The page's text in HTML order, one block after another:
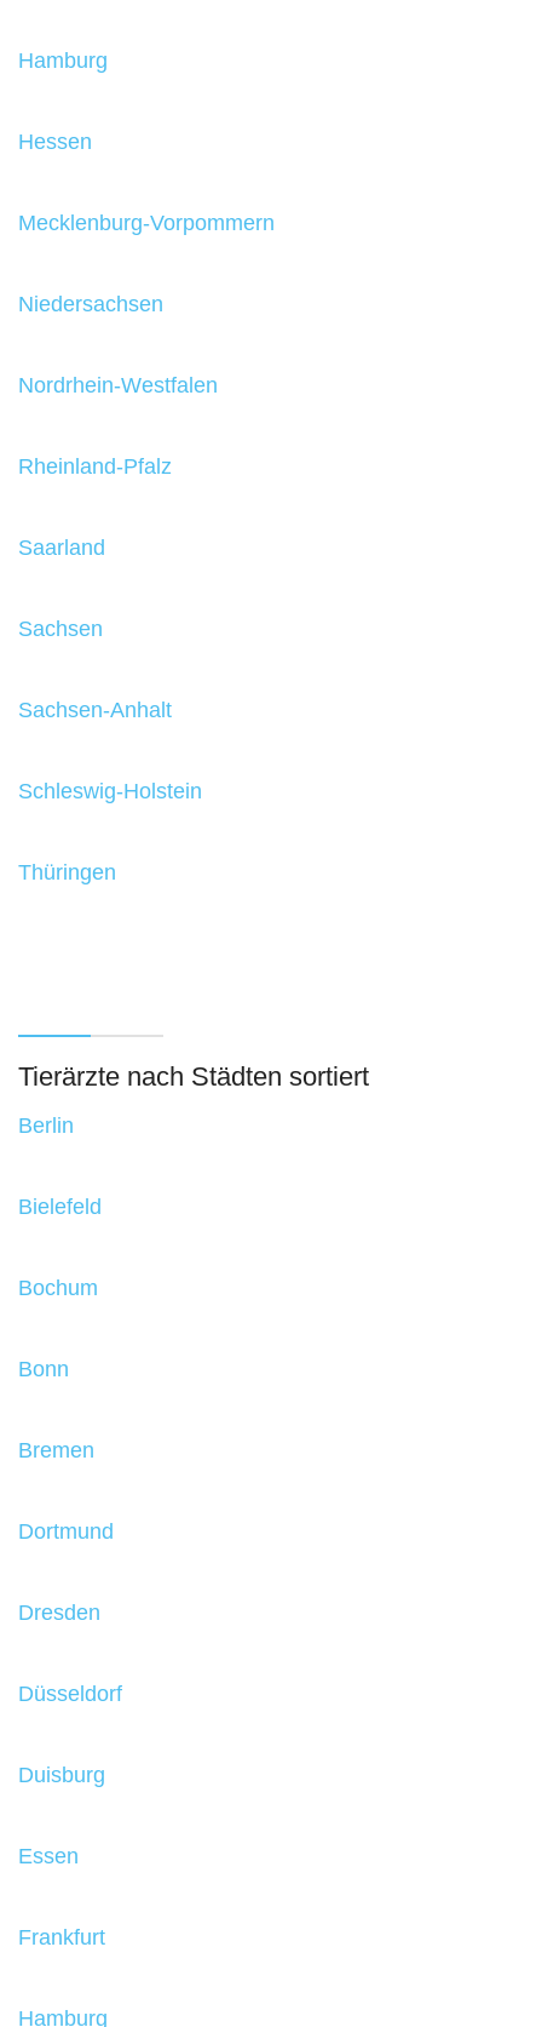
Hamburg
Hessen
Mecklenburg-Vorpommern
Niedersachsen
Nordrhein-Westfalen
Rheinland-Pfalz
Saarland
Sachsen
Sachsen-Anhalt
Schleswig-Holstein
Thüringen
Tierärzte nach Städten sortiert
Berlin
Bielefeld
Bochum
Bonn
Bremen
Dortmund
Dresden
Düsseldorf
Duisburg
Essen
Frankfurt
Hamburg